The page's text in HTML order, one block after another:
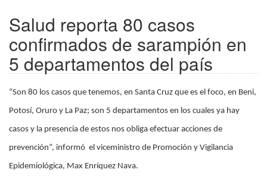
Salud reporta 80 casos
confirmados de sarampión en
5 departamentos del país
“Son 80 los casos que tenemos, en Santa Cruz que es el foco, en Beni,
Potosí, Oruro y La Paz; son 5 departamentos en los cuales ya hay
casos y la presencia de estos nos obliga efectuar acciones de
prevención”, informó el viceministro de Promoción y Vigilancia
Epidemiológica, Max Enríquez Nava.